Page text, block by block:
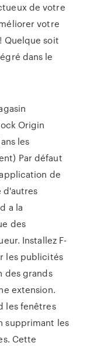
de votre
votre
Quelque soit
dans le
Origin
les
Par défaut
de
d'autres
a la
des
Installez F-
les publicités
des grands
extension.
les fenêtres
supprimant les
Cette